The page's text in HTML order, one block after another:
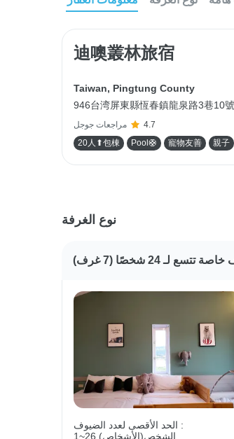
迪噢叢林旅宿
Taiwan, Pingtung County
946台湾屏東縣恆春鎮龍泉路3巷10號
مراجعات جوجل
4.7
20人⬆包棟
Pool🛟 寵物友善 親子
نوع الغرفة
لـ 24 شخصًا (7 غرف)
الحد الأقصى لعدد الضيوف :
1~26 الشخص(الأشخاص)